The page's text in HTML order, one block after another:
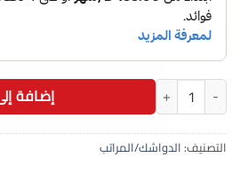
كمية مرتبة سليب أند بد برستيج تركي 200×200سمإضافة
التصنيف: الدواشك/المراتب